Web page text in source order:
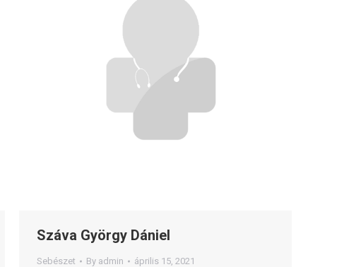
Száva György Dániel
Sebészet By admin április 15, 2021